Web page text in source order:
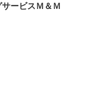
ービスＭ＆Ｍ